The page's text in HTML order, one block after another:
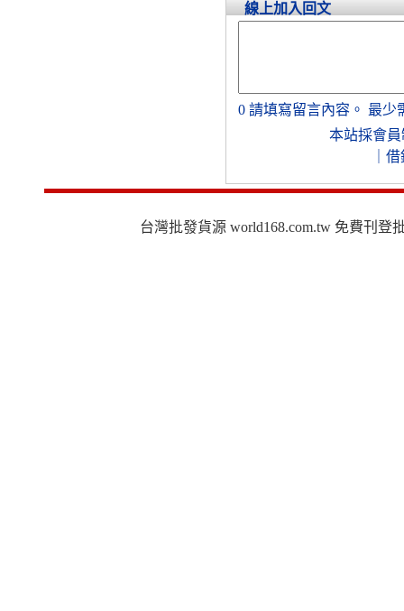
線上加入回文
0 請填寫留言內容。 最少
本站採會員
借
台灣批發貨源 world168.com.tw 免費刊登